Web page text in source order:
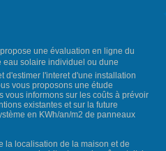
une évaluation en ligne du
solaire individuel ou dune
d'estimer l'interet d'une installation
vous proposons une étude
vous informons sur les coûts à prévoir
existantes et sur la future
en KWh/an/m2 de panneaux
la localisation de la maison et de